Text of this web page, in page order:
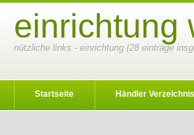
einrichtung
nützliche links - einrichtung (28 einträge
Startseite Händler Verzeichnis